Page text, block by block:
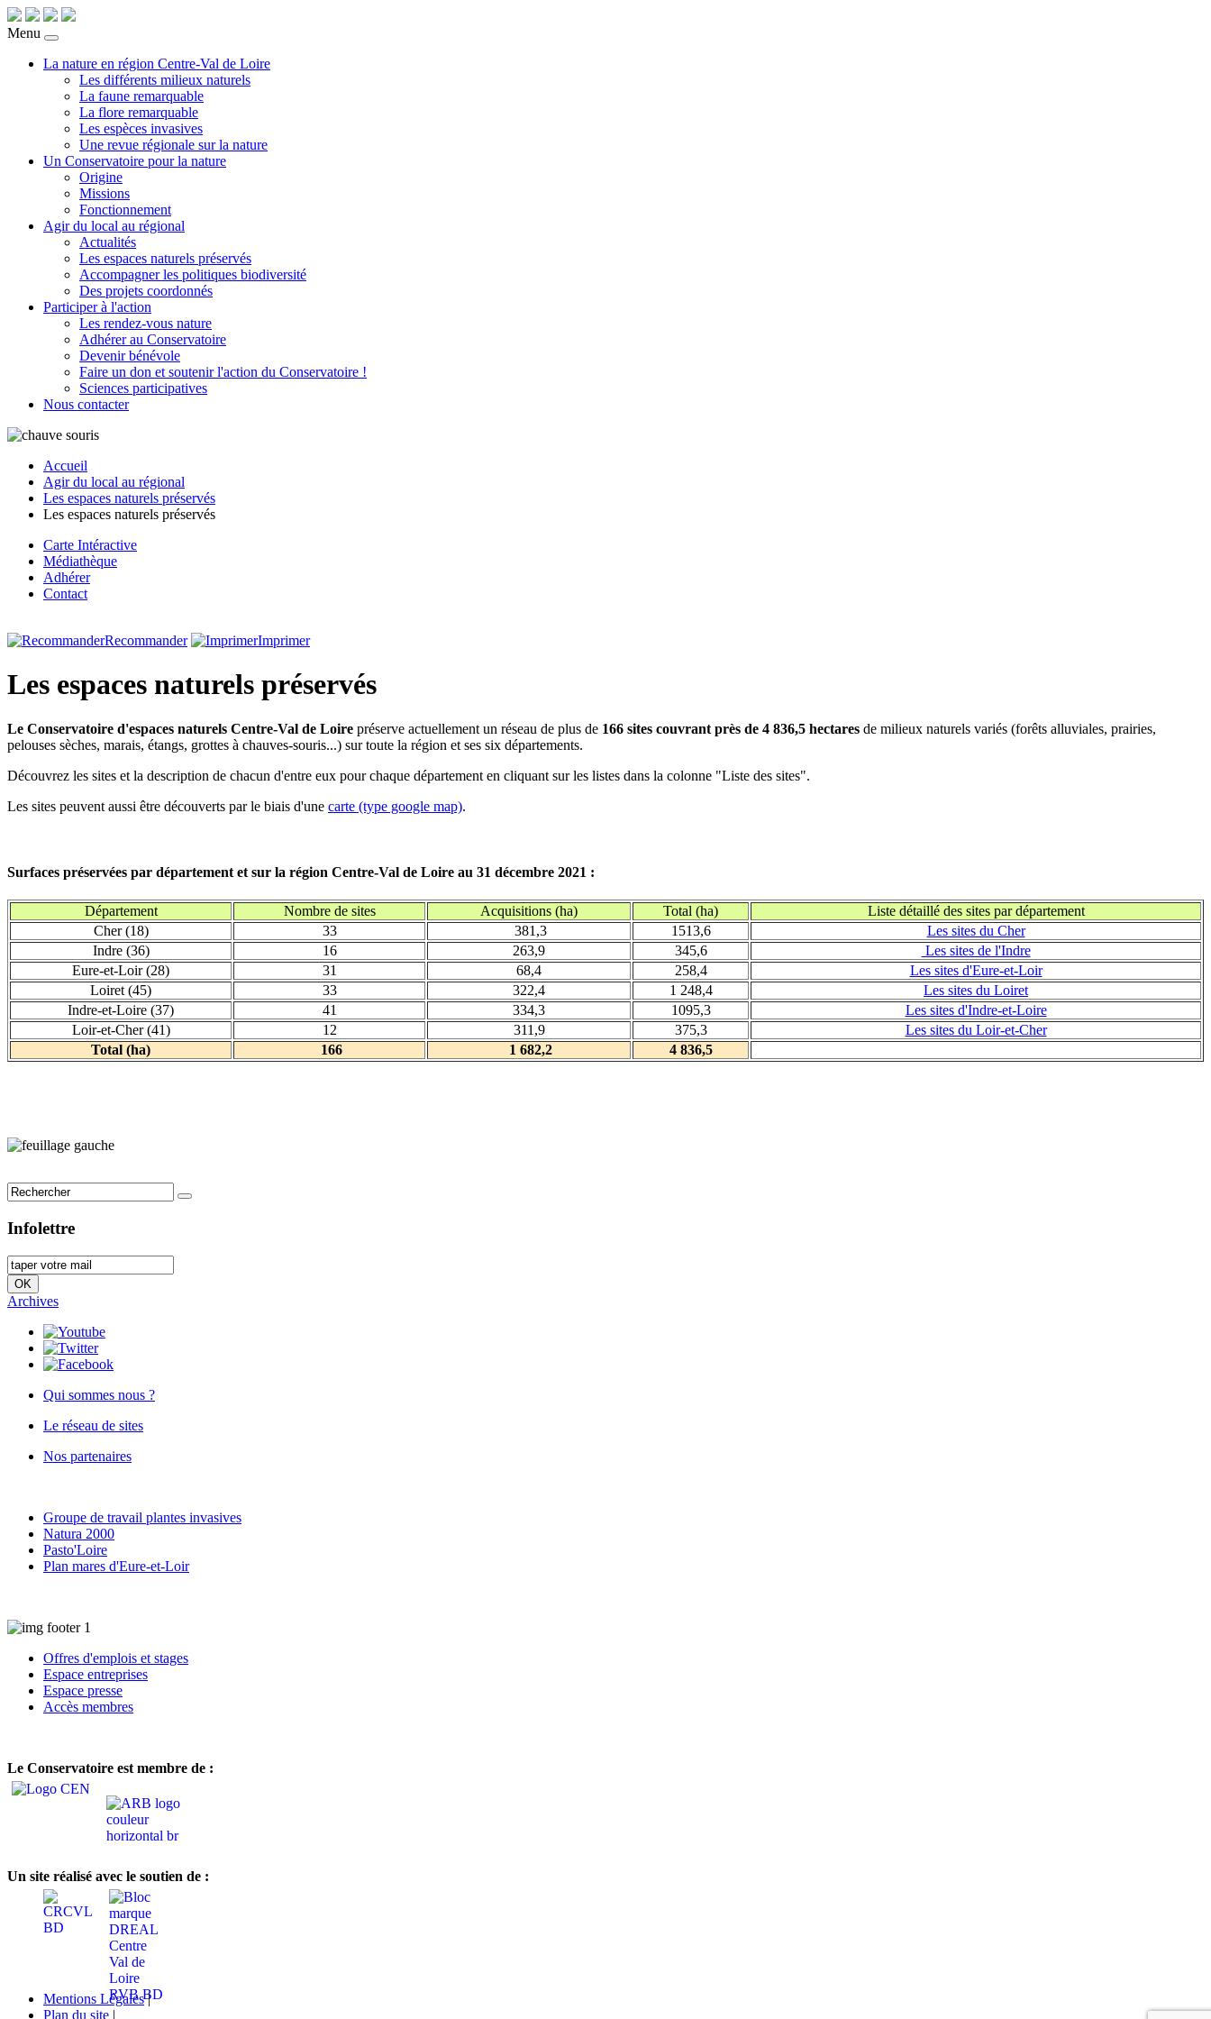
Menu
La nature en région Centre-Val de Loire
Les différents milieux naturels
La faune remarquable
La flore remarquable
Les espèces invasives
Une revue régionale sur la nature
Un Conservatoire pour la nature
Origine
Missions
Fonctionnement
Agir du local au régional
Actualités
Les espaces naturels préservés
Accompagner les politiques biodiversité
Des projets coordonnés
Participer à l'action
Les rendez-vous nature
Adhérer au Conservatoire
Devenir bénévole
Faire un don et soutenir l'action du Conservatoire !
Sciences participatives
Nous contacter
Accueil
Agir du local au régional
Les espaces naturels préservés
Les espaces naturels préservés
Carte Intéractive
Médiathèque
Adhérer
Contact
Recommander Imprimer
Les espaces naturels préservés
Le Conservatoire d'espaces naturels Centre-Val de Loire préserve actuellement un réseau de plus de 166 sites couvrant près de 4 836,5 hectares de milieux naturels variés (forêts alluviales, prairies,
pelouses sèches, marais, étangs, grottes à chauves-souris...) sur toute la région et ses six départements.
Découvrez les sites et la description de chacun d'entre eux pour chaque département en cliquant sur les listes dans la colonne "Liste des sites".
Les sites peuvent aussi être découverts par le biais d'une carte (type google map).
Surfaces préservées par département et sur la région Centre-Val de Loire au 31 décembre 2021 :
Département Nombre de sites Acquisitions (ha) Total (ha)
Liste détaillé des sites par département
Cher (18)
33 381,3 1513,6
Les sites du Cher
Indre (36)
16 263,9 345,6
Les sites de l'Indre
Eure-et-Loir (28)
31 68,4 258,4
Les sites d'Eure-et-Loir
Loiret (45)
33 322,4 1 248,4
Les sites du Loiret
Indre-et-Loire (37)
41 334,3 1095,3
Les sites d'Indre-et-Loire
Loir-et-Cher (41)
12 311,9 375,3
Les sites du Loir-et-Cher
Total (ha)
166 1 682,2 4 836,5
Infolettre
Archives
Qui sommes nous ?
Le réseau de sites
Nos partenaires
Groupe de travail plantes invasives
Natura 2000
Pasto'Loire
Plan mares d'Eure-et-Loir
Offres d'emplois et stages
Espace entreprises
Espace presse
Accès membres
Le Conservatoire est membre de :
Un site réalisé avec le soutien de :
Mentions Légales|
Plan du site |